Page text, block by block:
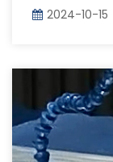
2024-10-15